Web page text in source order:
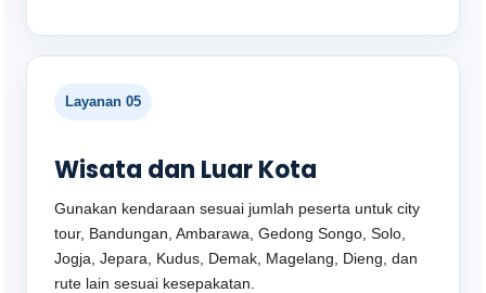
Layanan 05
Wisata dan Luar Kota
Gunakan kendaraan sesuai jumlah peserta untuk city
tour, Bandungan, Ambarawa, Gedong Songo, Solo,
Jogja, Jepara, Kudus, Demak, Magelang, Dieng, dan
rute lain sesuai kesepakatan.